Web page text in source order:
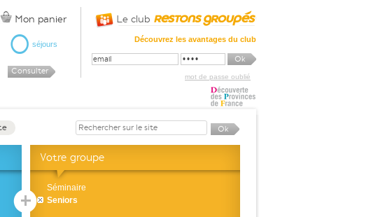
Votre groupe
Séminaire
Seniors
Le club
Découvrez les avantages du club
mot de passe oublié
Mon panier
0 séjours
Consulter